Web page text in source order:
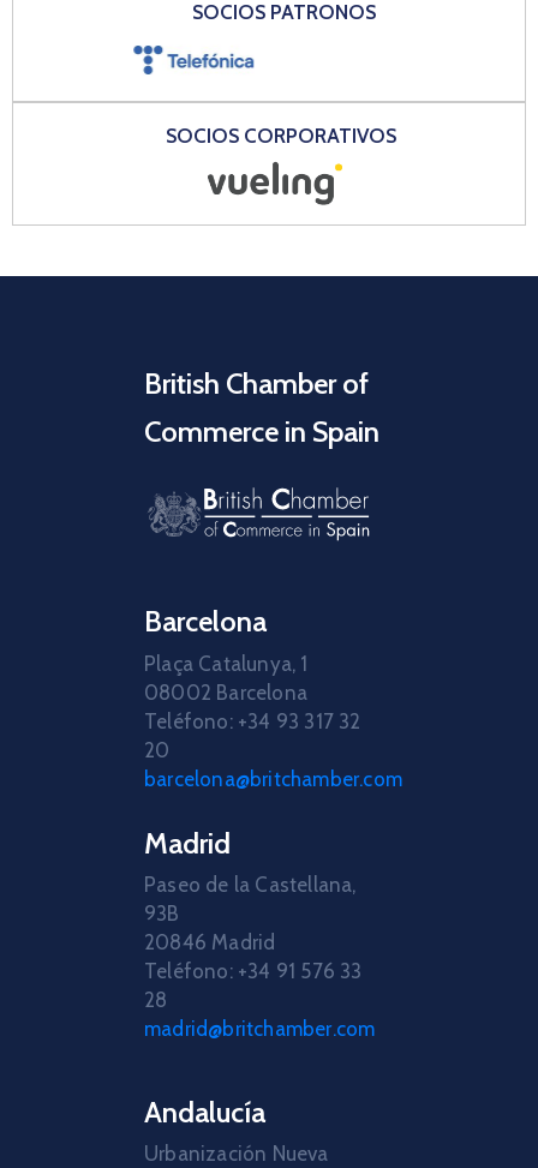
SOCIOS PATRONOS
SOCIOS CORPORATIVOS
British Chamber of
Commerce in Spain
Barcelona
Plaça Catalunya, 1
08002 Barcelona
Teléfono: +34 93 317 32
20
barcelona@britchamber.com
Madrid
Paseo de la Castellana,
93B
20846 Madrid
Teléfono: +34 91 576 33
28
madrid@britchamber.com
Andalucía
Urbanización Nueva